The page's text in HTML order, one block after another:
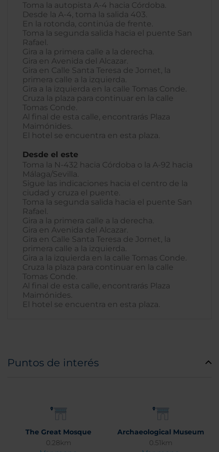
Toma la autopista A-4 hacia Córdoba.
Desde la A-4, toma la salida 403.
En la rotonda, continúa de frente.
Toma la segunda salida hacia el puente San
Rafael.
Gira a la primera calle a la derecha.
Gira en Avenida del Alcazar.
Gira en Calle Santa Teresa de Jornet, la
primera calle a la izquierda.
Gira a la izquierda en la calle Tomas Conde.
Cruza la plaza para continuar en la calle
Tomas Conde.
Al final de esta calle, encontrarás Plaza
Maimónides.
El hotel se encuentra en esta plaza.
Desde el este
Toma la N-432 hacia Córdoba o la A-92 hacia
Málaga/Sevilla.
Sigue las indicaciones hacia el centro de la
ciudad y cruza el puente.
Toma la segunda salida hacia el puente San
Rafael.
Gira a la primera calle a la derecha.
Gira en Avenida del Alcazar.
Gira en Calle Santa Teresa de Jornet, la
primera calle a la izquierda.
Gira a la izquierda en la calle Tomas Conde.
Cruza la plaza para continuar en la calle
Tomas Conde.
Al final de esta calle, encontrarás Plaza
Maimónides.
El hotel se encuentra en esta plaza.
Puntos de interés
The Great Mosque
0.28km
Archaeological Museum
0.51km